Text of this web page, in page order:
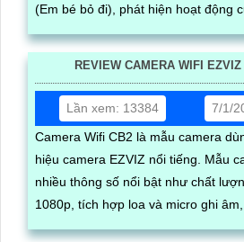
(Em bé bỏ đi), phát hiện hoạt động
người thông minh).
REVIEW CAMERA WIFI
Lần xem: 13384
7/1/
Camera Wifi CB2 là mẫu camera
hiệu camera EZVIZ nổi tiếng. Mẫu camera này sở hữu
nhiều thông số nổi bật như chất
1080p, tích hợp loa và micro ghi âm, AI phát hiện người
và báo động chuyển động chuẩn